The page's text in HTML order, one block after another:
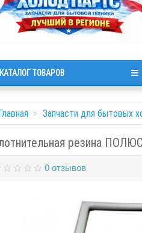
КАТАЛОГ ТОВАРОВ
Запчасти для бытовых
резина
0 отзывов